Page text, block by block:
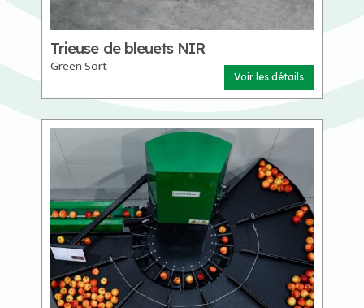
Trieuse de bleuets NIR
Green Sort
Voir les détails